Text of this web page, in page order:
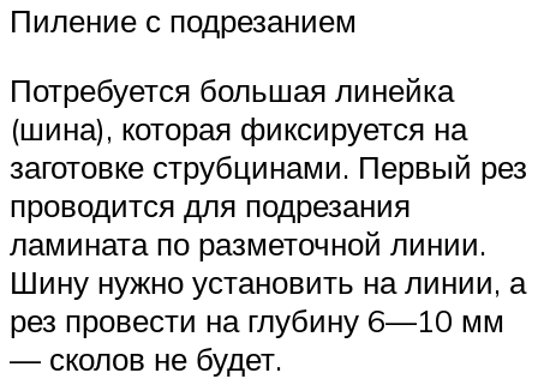
Пиление с подрезанием
Потребуется большая линейка
(шина), которая фиксируется на
заготовке струбцинами. Первый рез
проводится для подрезания
ламината по разметочной линии.
Шину нужно установить на линии, а
рез провести на глубину 6—10 мм
— сколов не будет.